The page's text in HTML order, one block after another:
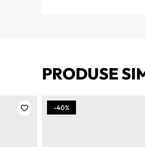
PRODUSE
-40%